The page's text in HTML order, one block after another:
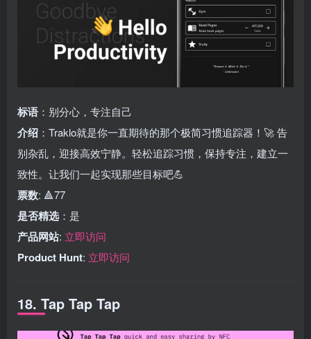
标语 ：别分心，专注自己
介绍 ：Traklo就是你一直期待的那个极简习惯追踪器！🚀 告
别杂乱，迎接高效宁静。轻松追踪习惯，保持专注，建立一
致性。让我们一起实现那些目标吧💪
票数: 🔺77
是否精选 ：是
产品网站: 立即访问
Product Hunt: 立即访问
18. Tap Tap Tap